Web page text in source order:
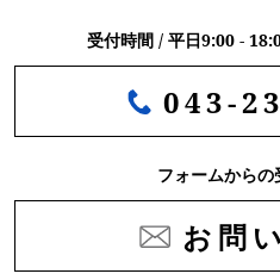
受付時間 / 平日9:00 -
043-
フォームから
お問